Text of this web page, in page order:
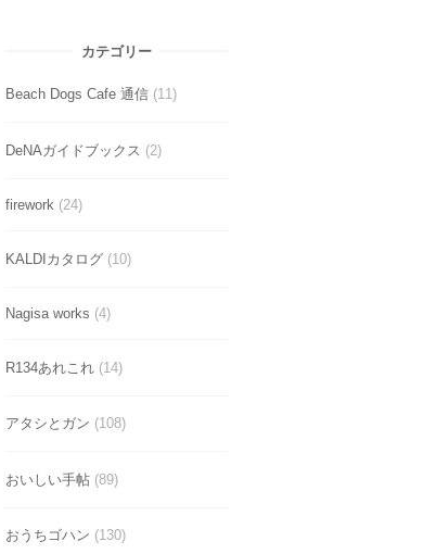
カテゴリー
Beach Dogs Cafe 通信(11)
DeNAガイドブックス (2)
firework(24)
KALDIカタログ(10)
Nagisa works (4)
R134あれこれ(14)
アタシとガン (108)
おいしい手帖(89)
おうちゴハン (130)